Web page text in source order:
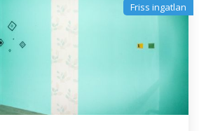
Friss ingatlan